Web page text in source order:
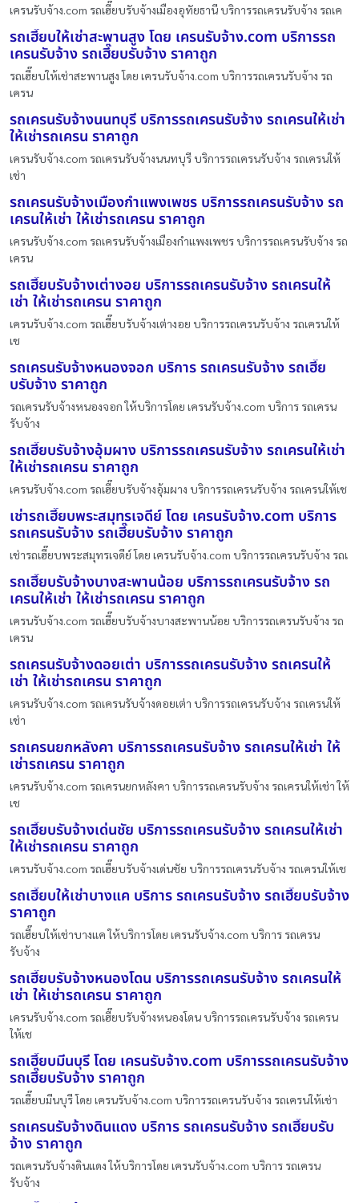
เครนรับจ้าง.com รถเฮี๊ยบรับจ้างเมืองอุทัยธานี บริการรถเครนรับจ้าง รถเค
รถเฮี๊ยบให้เช่าสะพานสูง โดย เครนรับจ้าง.com บริการรถ
เครนรับจ้าง รถเฮี๊ยบรับจ้าง ราคาถูก
รถเฮี๊ยบให้เช่าสะพานสูง โดย เครนรับจ้าง.com บริการรถเครนรับจ้าง รถ
เครน
รถเครนรับจ้างนนทบุรี บริการรถเครนรับจ้าง รถเครนให้เช่า
ให้เช่ารถเครน ราคาถูก
เครนรับจ้าง.com รถเครนรับจ้างนนทบุรี บริการรถเครนรับจ้าง รถเครนให้
เช่า
รถเครนรับจ้างเมืองกำแพงเพชร บริการรถเครนรับจ้าง รถ
เครนให้เช่า ให้เช่ารถเครน ราคาถูก
เครนรับจ้าง.com รถเครนรับจ้างเมืองกำแพงเพชร บริการรถเครนรับจ้าง รถ
เครน
รถเฮี๊ยบรับจ้างเต่างอย บริการรถเครนรับจ้าง รถเครนให้
เช่า ให้เช่ารถเครน ราคาถูก
เครนรับจ้าง.com รถเฮี๊ยบรับจ้างเต่างอย บริการรถเครนรับจ้าง รถเครนให้
เช
รถเครนรับจ้างหนองจอก บริการ รถเครนรับจ้าง รถเฮี๊ย
บรับจ้าง ราคาถูก
รถเครนรับจ้างหนองจอก ให้บริการโดย เครนรับจ้าง.com บริการ รถเครน
รับจ้าง
รถเฮี๊ยบรับจ้างอุ้มผาง บริการรถเครนรับจ้าง รถเครนให้เช่า
ให้เช่ารถเครน ราคาถูก
เครนรับจ้าง.com รถเฮี๊ยบรับจ้างอุ้มผาง บริการรถเครนรับจ้าง รถเครนให้เช
เช่ารถเฮี๊ยบพระสมุทรเจดีย์ โดย เครนรับจ้าง.com บริการ
รถเครนรับจ้าง รถเฮี๊ยบรับจ้าง ราคาถูก
เช่ารถเฮี๊ยบพระสมุทรเจดีย์ โดย เครนรับจ้าง.com บริการรถเครนรับจ้าง รถเ
รถเฮี๊ยบรับจ้างบางสะพานน้อย บริการรถเครนรับจ้าง รถ
เครนให้เช่า ให้เช่ารถเครน ราคาถูก
เครนรับจ้าง.com รถเฮี๊ยบรับจ้างบางสะพานน้อย บริการรถเครนรับจ้าง รถ
เครน
รถเครนรับจ้างดอยเต่า บริการรถเครนรับจ้าง รถเครนให้
เช่า ให้เช่ารถเครน ราคาถูก
เครนรับจ้าง.com รถเครนรับจ้างดอยเต่า บริการรถเครนรับจ้าง รถเครนให้
เช่า
รถเครนยกหลังคา บริการรถเครนรับจ้าง รถเครนให้เช่า ให้
เช่ารถเครน ราคาถูก
เครนรับจ้าง.com รถเครนยกหลังคา บริการรถเครนรับจ้าง รถเครนให้เช่า ให้
เช
รถเฮี๊ยบรับจ้างเด่นชัย บริการรถเครนรับจ้าง รถเครนให้เช่า
ให้เช่ารถเครน ราคาถูก
เครนรับจ้าง.com รถเฮี๊ยบรับจ้างเด่นชัย บริการรถเครนรับจ้าง รถเครนให้เช
รถเฮี๊ยบให้เช่าบางแค บริการ รถเครนรับจ้าง รถเฮี๊ยบรับจ้าง
ราคาถูก
รถเฮี๊ยบให้เช่าบางแค ให้บริการโดย เครนรับจ้าง.com บริการ รถเครน
รับจ้าง
รถเฮี๊ยบรับจ้างหนองโดน บริการรถเครนรับจ้าง รถเครนให้
เช่า ให้เช่ารถเครน ราคาถูก
เครนรับจ้าง.com รถเฮี๊ยบรับจ้างหนองโดน บริการรถเครนรับจ้าง รถเครน
ให้เช
รถเฮี๊ยบมีนบุรี โดย เครนรับจ้าง.com บริการรถเครนรับจ้าง
รถเฮี๊ยบรับจ้าง ราคาถูก
รถเฮี๊ยบมีนบุรี โดย เครนรับจ้าง.com บริการรถเครนรับจ้าง รถเครนให้เช่า
รถเครนรับจ้างดินแดง บริการ รถเครนรับจ้าง รถเฮี๊ยบรับ
จ้าง ราคาถูก
รถเครนรับจ้างดินแดง ให้บริการโดย เครนรับจ้าง.com บริการ รถเครน
รับจ้าง